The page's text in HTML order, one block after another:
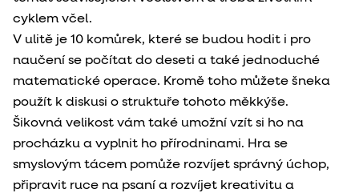
cyklem včel.
V ulitě je 10 komůrek, které se budou hodit i pro
naučení se počítat do deseti a také jednoduché
matematické operace. Kromě toho můžete šneka
použít k diskusi o struktuře tohoto měkkýše.
Šikovná velikost vám také umožní vzít si ho na
procházku a vyplnit ho přírodninami. Hra se
smyslovým tácem pomůže rozvíjet správný úchop,
připravit ruce na psaní a rozvíjet kreativitu a